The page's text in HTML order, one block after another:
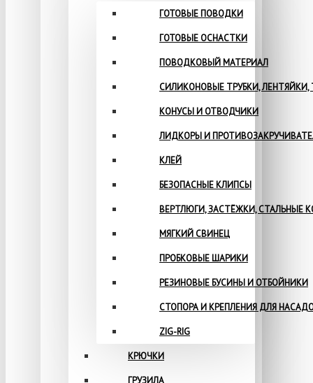
ГОТОВЫЕ ПОВОДКИ
ГОТОВЫЕ ОСНАСТКИ
ПОВОДКОВЫЙ МАТЕРИАЛ
СИЛИКОНОВЫЕ ТРУБКИ,
КОНУСЫ И ОТВОДЧИКИ
ЛИДКОРЫ И
КЛЕЙ
БЕЗОПАСНЫЕ КЛИПСЫ
ВЕРТЛЮГИ, ЗАСТЁЖКИ, СТАЛЬНЫЕ
МЯГКИЙ СВИНЕЦ
ПРОБКОВЫЕ ШАРИКИ
РЕЗИНОВЫЕ БУСИНЫ И ОТБОЙНИКИ
СТОПОРА И КРЕПЛЕНИЯ ДЛЯ
ZIG-RIG
КРЮЧКИ